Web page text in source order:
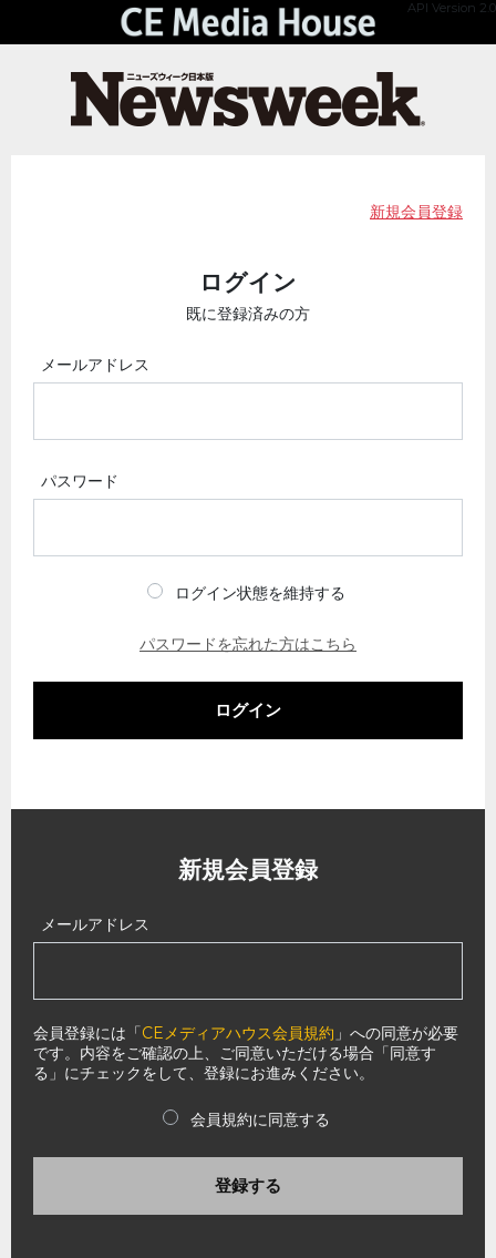
API Version 2.0
新規会員登録
ログイン
既に登録済みの方
メールアドレス
パスワード
ログイン状態を維持する
パスワードを忘れた方はこちら
ログイン
新規会員登録
メールアドレス
会員登録には「CEメディアハウス会員規約 」への同意が必要
です。内容をご確認の上、ご同意いただける場合「同意す
る」にチェックをして、登録にお進みください。
会員規約に同意する
登録する